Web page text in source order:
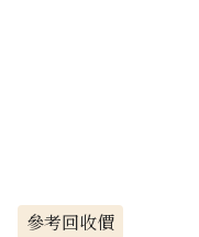
參考回收價